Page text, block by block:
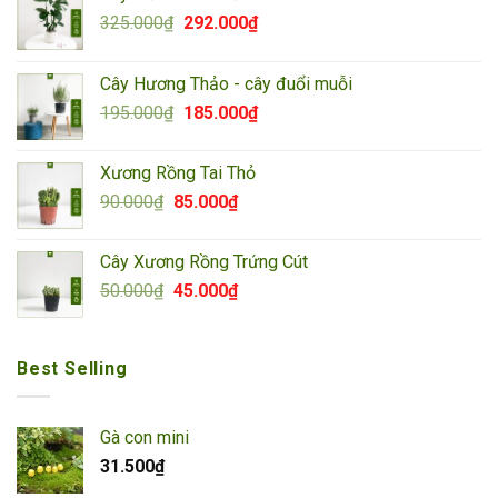
325.000₫ Giá
325.000₫.
292.000₫Giá
là:
292.000₫.
Cây Hương Thảo - cây đuổi muỗi
195.000₫ Giá
195.000₫.
185.000₫Giá
Xương Rồng Tai Thỏ
90.000₫ Giá
90.000₫.
85.000₫Giá
là:
85.000₫.
Cây Xương Rồng Trứng Cút
50.000₫ Giá
45.000₫Giá
Best Selling
Gà con mini
31.500₫